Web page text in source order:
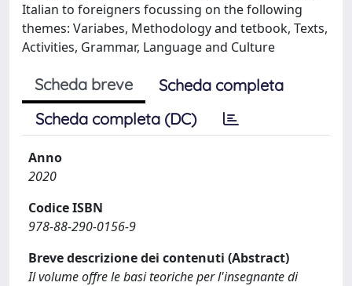
Italian to foreigners focussing on the following
themes: Variabes, Methodology and tetbook, Texts,
Activities, Grammar, Language and Culture
Scheda breve
Scheda completa
Scheda completa (DC)
Anno
2020
Codice ISBN
978-88-290-0156-9
Breve descrizione dei contenuti (Abstract)
Il volume offre le basi teoriche per l'insegnante di